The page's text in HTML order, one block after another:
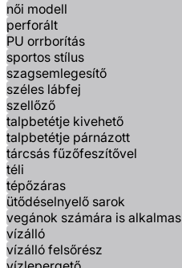
női modell
perforált
PU orrborítás
sportos stílus
szagsemlegesítő
széles lábfej
szellőző
talpbetétje kivehető
talpbetétje párnázott
tárcsás fűzőfeszítővel
téli
tépőzáras
ütődéselnyelő sarok
vegánok számára is alkalmas
vízálló
vízálló felsőrész